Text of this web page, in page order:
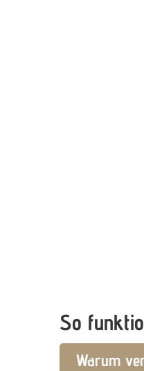
So
Warum